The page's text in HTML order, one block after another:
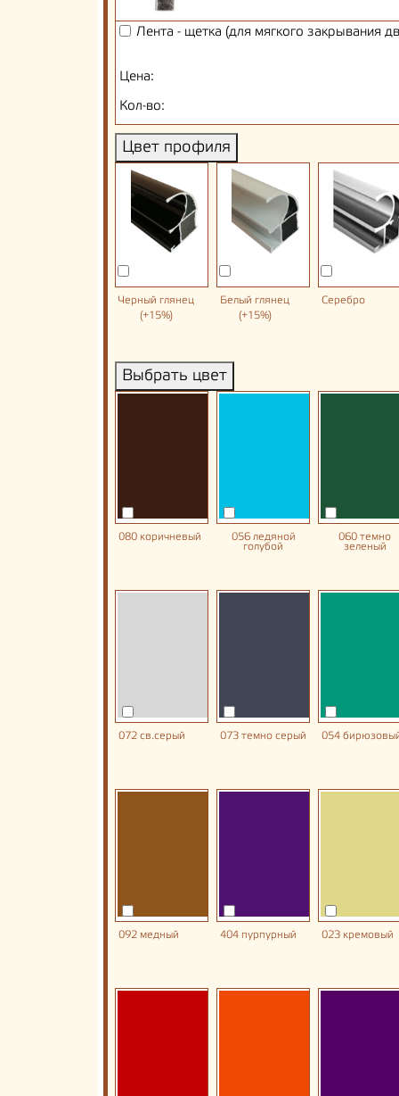
Лента - щетка (для мягкого закрывания
Цена:
Кол-во:
Цвет профиля
Черный глянец
(+15%)
Белый глянец
(+15%)
Серебро
Выбрать цвет
080 коричневый 056 ледяной
голубой
060 темно
зеленый
072 св.серый 073 темно серый 054
092 медный 404 пурпурный 023 кремовый